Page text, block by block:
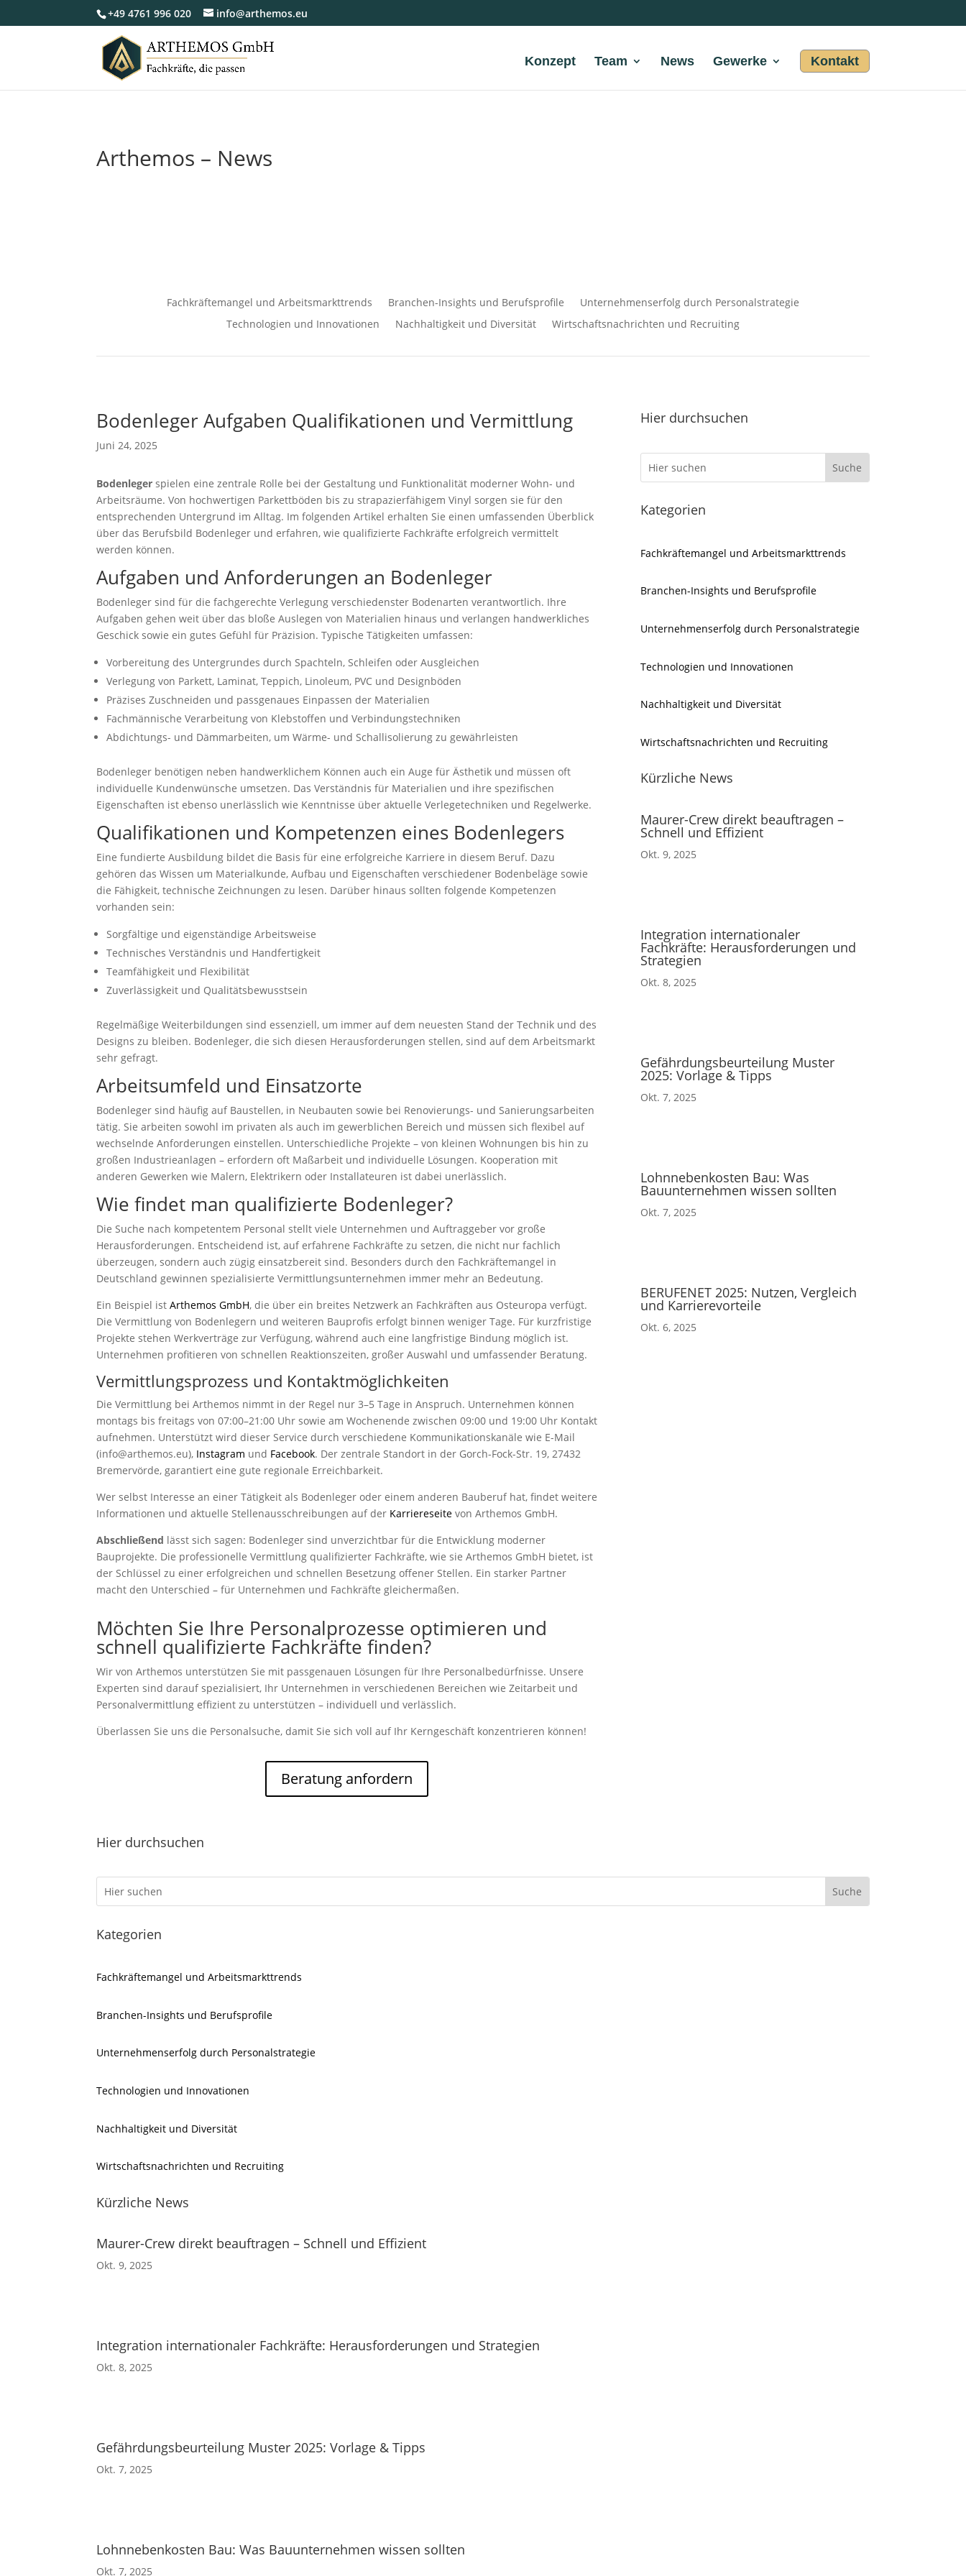
+49 4761 996 020 info@arthemos.eu
Konzept Team News Gewerke Kontakt
Arthemos – News
Fachkräftemangel und Arbeitsmarkttrends Branchen-Insights und Berufsprofile
Unternehmenserfolg durch Personalstrategie
Technologien und Innovationen
Nachhaltigkeit und Diversität Wirtschaftsnachrichten und Recruiting
Bodenleger Aufgaben Qualifikationen und Vermittlung
Juni 24, 2025
Bodenleger spielen eine zentrale Rolle bei der Gestaltung und Funktionalität moderner Wohn- und
Arbeitsräume. Von hochwertigen Parkettböden bis zu strapazierfähigem Vinyl sorgen sie für den
entsprechenden Untergrund im Alltag. Im folgenden Artikel erhalten Sie einen umfassenden Überblick
über das Berufsbild Bodenleger und erfahren, wie qualifizierte Fachkräfte erfolgreich vermittelt
werden können.
Aufgaben und Anforderungen an Bodenleger
Bodenleger sind für die fachgerechte Verlegung verschiedenster Bodenarten verantwortlich. Ihre
Aufgaben gehen weit über das bloße Auslegen von Materialien hinaus und verlangen handwerkliches
Geschick sowie ein gutes Gefühl für Präzision. Typische Tätigkeiten umfassen:
Vorbereitung des Untergrundes durch Spachteln, Schleifen oder Ausgleichen
Verlegung von Parkett, Laminat, Teppich, Linoleum, PVC und Designböden
Präzises Zuschneiden und passgenaues Einpassen der Materialien
Fachmännische Verarbeitung von Klebstoffen und Verbindungstechniken
Abdichtungs- und Dämmarbeiten, um Wärme- und Schallisolierung zu gewährleisten
Bodenleger benötigen neben handwerklichem Können auch ein Auge für Ästhetik und müssen oft
individuelle Kundenwünsche umsetzen. Das Verständnis für Materialien und ihre spezifischen
Eigenschaften ist ebenso unerlässlich wie Kenntnisse über aktuelle Verlegetechniken und Regelwerke.
Qualifikationen und Kompetenzen eines Bodenlegers
Eine fundierte Ausbildung bildet die Basis für eine erfolgreiche Karriere in diesem Beruf. Dazu
gehören das Wissen um Materialkunde, Aufbau und Eigenschaften verschiedener Bodenbeläge sowie
die Fähigkeit, technische Zeichnungen zu lesen. Darüber hinaus sollten folgende Kompetenzen
vorhanden sein:
Sorgfältige und eigenständige Arbeitsweise
Technisches Verständnis und Handfertigkeit
Teamfähigkeit und Flexibilität
Zuverlässigkeit und Qualitätsbewusstsein
Regelmäßige Weiterbildungen sind essenziell, um immer auf dem neuesten Stand der Technik und des
Designs zu bleiben. Bodenleger, die sich diesen Herausforderungen stellen, sind auf dem Arbeitsmarkt
sehr gefragt.
Arbeitsumfeld und Einsatzorte
Bodenleger sind häufig auf Baustellen, in Neubauten sowie bei Renovierungs- und Sanierungsarbeiten
tätig. Sie arbeiten sowohl im privaten als auch im gewerblichen Bereich und müssen sich flexibel auf
wechselnde Anforderungen einstellen. Unterschiedliche Projekte – von kleinen Wohnungen bis hin zu
großen Industrieanlagen – erfordern oft Maßarbeit und individuelle Lösungen. Kooperation mit
anderen Gewerken wie Malern, Elektrikern oder Installateuren ist dabei unerlässlich.
Wie findet man qualifizierte Bodenleger?
Die Suche nach kompetentem Personal stellt viele Unternehmen und Auftraggeber vor große
Herausforderungen. Entscheidend ist, auf erfahrene Fachkräfte zu setzen, die nicht nur fachlich
überzeugen, sondern auch zügig einsatzbereit sind. Besonders durch den Fachkräftemangel in
Deutschland gewinnen spezialisierte Vermittlungsunternehmen immer mehr an Bedeutung.
Ein Beispiel istArthemos GmbH, die über ein breites Netzwerk an Fachkräften aus Osteuropa verfügt.
Die Vermittlung von Bodenlegern und weiteren Bauprofis erfolgt binnen weniger Tage. Für kurzfristige
Projekte stehen Werkverträge zur Verfügung, während auch eine langfristige Bindung möglich ist.
Unternehmen profitieren von schnellen Reaktionszeiten, großer Auswahl und umfassender Beratung.
Vermittlungsprozess und Kontaktmöglichkeiten
Die Vermittlung bei Arthemos nimmt in der Regel nur 3–5 Tage in Anspruch. Unternehmen können
montags bis freitags von 07:00–21:00 Uhr sowie am Wochenende zwischen 09:00 und 19:00 Uhr Kontakt
aufnehmen. Unterstützt wird dieser Service durch verschiedene Kommunikationskanäle wie E-Mail
(info@arthemos.eu), Instagram und Facebook. Der zentrale Standort in der Gorch-Fock-Str. 19, 27432
Bremervörde, garantiert eine gute regionale Erreichbarkeit.
Wer selbst Interesse an einer Tätigkeit als Bodenleger oder einem anderen Bauberuf hat, findet weitere
Informationen und aktuelle Stellenausschreibungen auf der Karriereseite von Arthemos GmbH.
Abschließend lässt sich sagen: Bodenleger sind unverzichtbar für die Entwicklung moderner
Bauprojekte. Die professionelle Vermittlung qualifizierter Fachkräfte, wie sie Arthemos GmbH bietet, ist
der Schlüssel zu einer erfolgreichen und schnellen Besetzung offener Stellen. Ein starker Partner
macht den Unterschied – für Unternehmen und Fachkräfte gleichermaßen.
Möchten Sie Ihre Personalprozesse optimieren und
schnell qualifizierte Fachkräfte finden?
Wir von Arthemos unterstützen Sie mit passgenauen Lösungen für Ihre Personalbedürfnisse. Unsere
Experten sind darauf spezialisiert, Ihr Unternehmen in verschiedenen Bereichen wie Zeitarbeit und
Personalvermittlung effizient zu unterstützen – individuell und verlässlich.
Überlassen Sie uns die Personalsuche, damit Sie sich voll auf Ihr Kerngeschäft konzentrieren können!
Beratung anfordern
Hier durchsuchen
Kategorien
Fachkräftemangel und Arbeitsmarkttrends
Branchen-Insights und Berufsprofile
Unternehmenserfolg durch Personalstrategie
Technologien und Innovationen
Nachhaltigkeit und Diversität
Wirtschaftsnachrichten und Recruiting
Kürzliche News
Maurer-Crew direkt beauftragen –
Schnell und Effizient
Okt. 9, 2025
Integration internationaler
Fachkräfte: Herausforderungen und
Strategien
Okt. 8, 2025
Gefährdungsbeurteilung Muster
2025: Vorlage & Tipps
Okt. 7, 2025
Lohnnebenkosten Bau: Was
Bauunternehmen wissen sollten
Okt. 7, 2025
BERUFENET 2025: Nutzen, Vergleich
und Karrierevorteile
Okt. 6, 2025
Hier durchsuchen
Kategorien
Fachkräftemangel und Arbeitsmarkttrends
Branchen-Insights und Berufsprofile
Unternehmenserfolg durch Personalstrategie
Technologien und Innovationen
Nachhaltigkeit und Diversität
Wirtschaftsnachrichten und Recruiting
Kürzliche News
Maurer-Crew direkt beauftragen – Schnell und Effizient
Okt. 9, 2025
Integration internationaler Fachkräfte: Herausforderungen und Strategien
Okt. 8, 2025
Gefährdungsbeurteilung Muster 2025: Vorlage & Tipps
Okt. 7, 2025
Lohnnebenkosten Bau: Was Bauunternehmen wissen sollten
Okt. 7, 2025